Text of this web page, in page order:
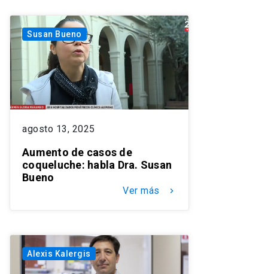
Susan Bueno
agosto 13, 2025
Aumento de casos de
coqueluche: habla Dra. Susan
Bueno
Ver más keyboard_arrow_right
Alexis Kalergis